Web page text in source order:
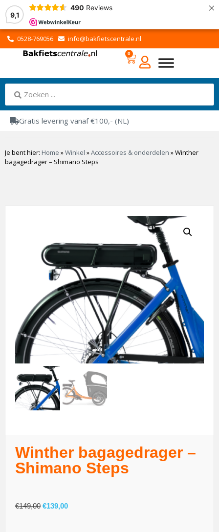
9,1
490 Reviews ×
0528-769056 info@bakfietscentrale.nl
0
Gratis levering vanaf €100,- (NL)
Je bent hier: Home »Winkel »Accessoires & onderdelen »Winther
bagagedrager – Shimano Steps
Winther bagagedrager –
Shimano Steps
€149,00 €139,00